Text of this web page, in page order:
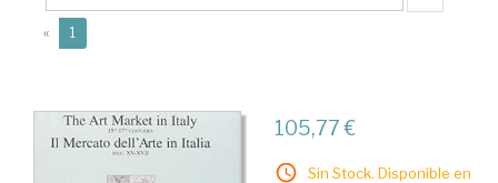
« 1
105,77 €
Sin Stock. Disponible en